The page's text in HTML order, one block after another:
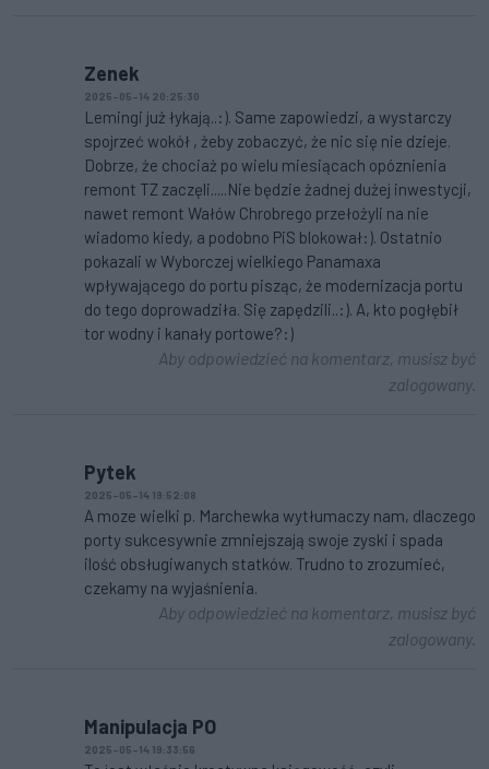
Zenek
2025-05-14 20:25:30
Lemingi już łykają..:). Same zapowiedzi, a wystarczy
spojrzeć wokół , żeby zobaczyć, że nic się nie dzieje.
Dobrze, że chociaż po wielu miesiącach opóznienia
remont TZ zaczęli.....Nie będzie żadnej dużej inwestycji,
nawet remont Wałów Chrobrego przełożyli na nie
wiadomo kiedy, a podobno PiS blokował:). Ostatnio
pokazali w Wyborczej wielkiego Panamaxa
wpływającego do portu pisząc, że modernizacja portu
do tego doprowadziła. Się zapędzili..:). A, kto pogłębił
tor wodny i kanały portowe?:)
Aby odpowiedzieć na komentarz, musisz być
zalogowany.
Pytek
2025-05-14 19:52:08
A moze wielki p. Marchewka wytłumaczy nam, dlaczego
porty sukcesywnie zmniejszają swoje zyski i spada
ilość obsługiwanych statków. Trudno to zrozumieć,
czekamy na wyjaśnienia.
Aby odpowiedzieć na komentarz, musisz być
zalogowany.
Manipulacja PO
2025-05-14 19:33:56